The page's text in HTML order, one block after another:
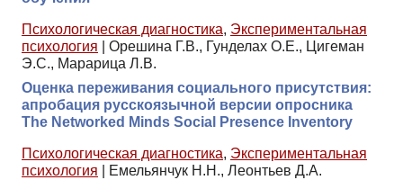
Психологическая диагностика, Экспериментальная
психология
Орешина Г.В., Гунделах О.Е., Цигеман
Э.С., Марарица Л.В.
Оценка переживания социального присутствия:
апробация русскоязычной версии опросника
The Networked Minds Social Presence Inventory
Психологическая диагностика, Экспериментальная
психология
Емельянчук Н.Н., Леонтьев Д.А.